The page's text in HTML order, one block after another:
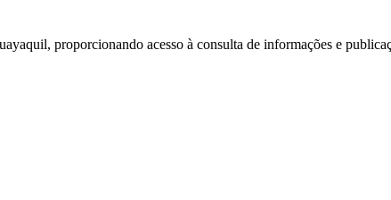
proporcionando acesso à consulta de informações e